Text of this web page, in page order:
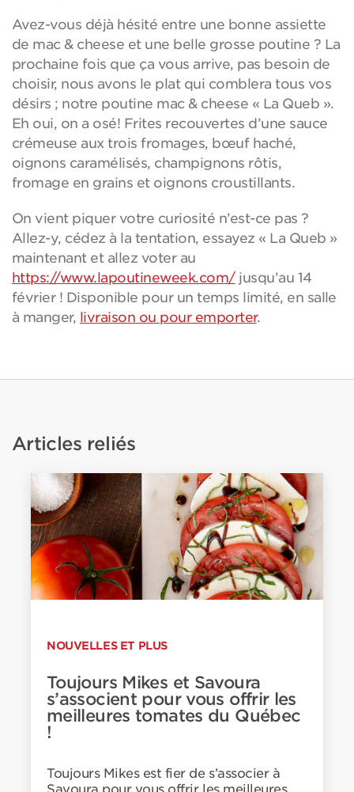
Avez-vous déjà hésité entre une bonne assiette
de mac & cheese et une belle grosse poutine ? La
prochaine fois que ça vous arrive, pas besoin de
choisir, nous avons le plat qui comblera tous vos
désirs ; notre poutine mac & cheese « La Queb ».
Eh oui, on a osé! Frites recouvertes d’une sauce
crémeuse aux trois fromages, bœuf haché,
oignons caramélisés, champignons rôtis,
fromage en grains et oignons croustillants.
On vient piquer votre curiosité n’est-ce pas ?
Allez-y, cédez à la tentation, essayez « La Queb »
maintenant et allez voter au
https://www.lapoutineweek.com/jusqu’au 14
février ! Disponible pour un temps limité, en salle
à manger, livraison ou pour emporter.
Articles reliés
NOUVELLES ET PLUS
Toujours Mikes et Savoura
s’associent pour vous offrir les
meilleures tomates du Québec
!
Toujours Mikes est fier de s’associer à
Savoura pour vous offrir les meilleures